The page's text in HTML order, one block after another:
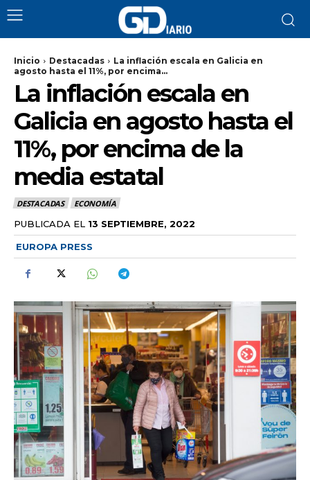
Inicio Destacadas
La inflación escala en Galicia en
agosto hasta el 11%, por encima...
La inflación escala en
Galicia en agosto hasta el
11%, por encima de la
media estatal
DESTACADAS ECONOMÍA
PUBLICADA EL 13 SEPTIEMBRE, 2022
EUROPA PRESS